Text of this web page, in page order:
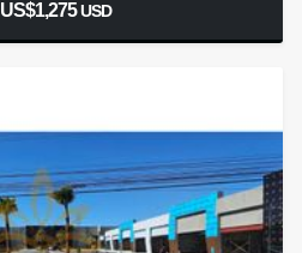
US$1,275USD